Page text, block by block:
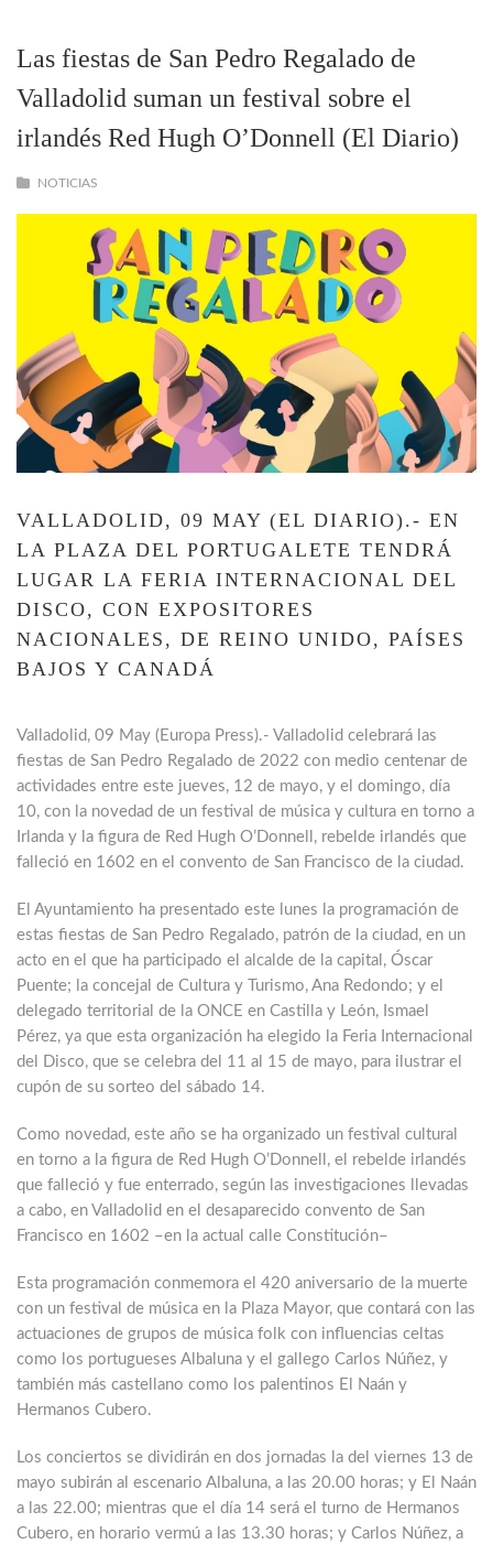
Las fiestas de San Pedro Regalado de
Valladolid suman un festival sobre el
irlandés Red Hugh O’Donnell (El Diario)
NOTICIAS
VALLADOLID, 09 MAY (EL DIARIO).- EN
LA PLAZA DEL PORTUGALETE TENDRÁ
LUGAR LA FERIA INTERNACIONAL DEL
DISCO, CON EXPOSITORES
NACIONALES, DE REINO UNIDO, PAÍSES
BAJOS Y CANADÁ
Valladolid, 09 May (Europa Press).- Valladolid celebrará las
fiestas de San Pedro Regalado de 2022 con medio centenar de
actividades entre este jueves, 12 de mayo, y el domingo, día
10, con la novedad de un festival de música y cultura en torno a
Irlanda y la figura de Red Hugh O’Donnell, rebelde irlandés que
falleció en 1602 en el convento de San Francisco de la ciudad.
El Ayuntamiento ha presentado este lunes la programación de
estas fiestas de San Pedro Regalado, patrón de la ciudad, en un
acto en el que ha participado el alcalde de la capital, Óscar
Puente; la concejal de Cultura y Turismo, Ana Redondo; y el
delegado territorial de la ONCE en Castilla y León, Ismael
Pérez, ya que esta organización ha elegido la Feria Internacional
del Disco, que se celebra del 11 al 15 de mayo, para ilustrar el
cupón de su sorteo del sábado 14.
Como novedad, este año se ha organizado un festival cultural
en torno a la figura de Red Hugh O’Donnell, el rebelde irlandés
que falleció y fue enterrado, según las investigaciones llevadas
a cabo, en Valladolid en el desaparecido convento de San
Francisco en 1602 –en la actual calle Constitución–
Esta programación conmemora el 420 aniversario de la muerte
con un festival de música en la Plaza Mayor, que contará con las
actuaciones de grupos de música folk con influencias celtas
como los portugueses Albaluna y el gallego Carlos Núñez, y
también más castellano como los palentinos El Naán y
Hermanos Cubero.
Los conciertos se dividirán en dos jornadas la del viernes 13 de
mayo subirán al escenario Albaluna, a las 20.00 horas; y El Naán
a las 22.00; mientras que el día 14 será el turno de Hermanos
Cubero, en horario vermú a las 13.30 horas; y Carlos Núñez, a